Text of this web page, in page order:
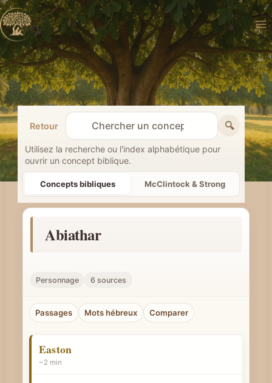
Aller
au
contenu
Retour
R
e
c
h
e
c
r
n
o
🔍
Utilisez la recherche ou l'index alphabétique pour
ouvrir un concept biblique.
Concepts bibliques McClintock & Strong
Abiathar
Personnage 6 sources
Passages Mots hébreux Comparer
Easton
~2 min